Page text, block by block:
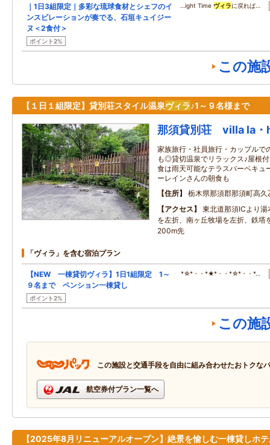
｜1日3組限定｜多彩な琉球食材とシェフのイ
ンスピレーションが奏でる、石垣キュイジー
ヌ＜2食付＞
ポイント2%
…ight Time ヴィラに戻れば…
この施
【１日１組限定】貸別荘スタイル温泉ヴィラ♪1～９名様まで
那須貸別荘 villa la・
家族旅行・社員旅行・カップルで
も◎貸切温泉でリラックス♪屋根
食は雨天可能なテラスバーベキュ
ーレインさんの朝食も
住所
栃木県那須郡那須町高
アクセス
東北道那須ICより
を左折、南ヶ丘牧場を左折、鉄塔
200m先
「ヴィラ」を含む宿泊プラン
【NEW 一棟貸切ヴィラ】1日1組限定 1～
９名まで ペンション一棟貸し
ポイント2%
*☆*・・*★*・・*☆*・・*…
この施
この施設と交通手段を自由に組み合わせたおトクな
航空券付プラン一覧へ
【2025年8月リニューアルオープン】絶景を愉しむ一棟貸しホ